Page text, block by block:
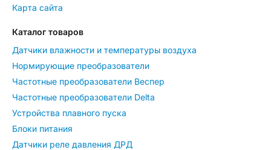
Карта сайта
Каталог товаров
Датчики влажности и температуры воздуха
Нормирующие преобразователи
Частотные преобразователи Веспер
Частотные преобразователи Delta
Устройства плавного пуска
Блоки питания
Датчики реле давления ДРД